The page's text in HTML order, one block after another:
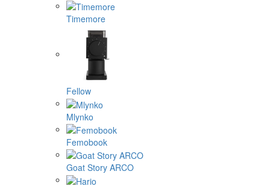
Timemore
Fellow
Mlynko
Femobook
Goat Story ARCO